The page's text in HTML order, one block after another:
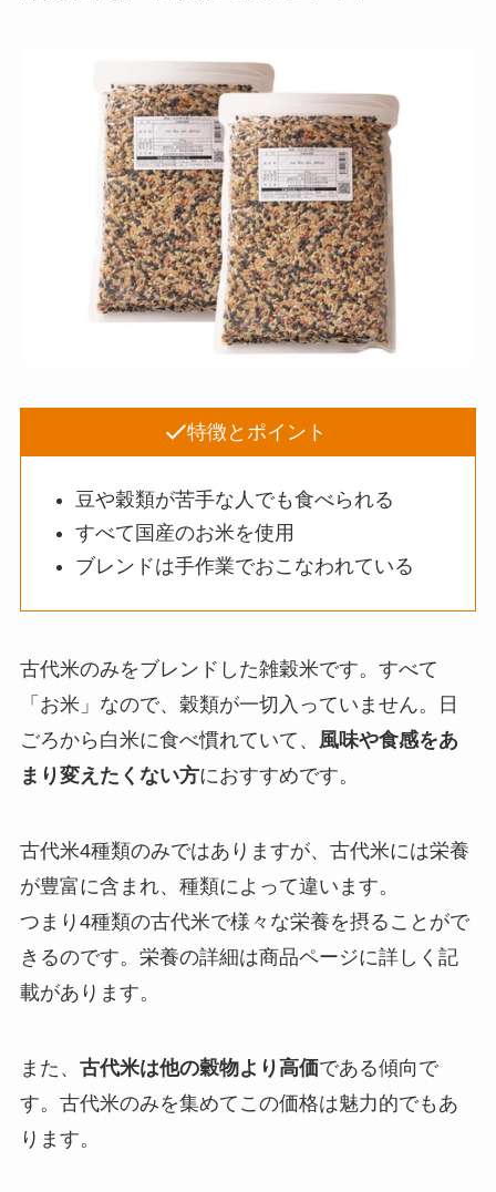
特徴とポイント
豆や穀類が苦手な人でも食べられる
すべて国産のお米を使用
ブレンドは手作業でおこなわれている
古代米のみをブレンドした雑穀米です。すべて
「お米」なので、穀類が一切入っていません。日
ごろから白米に食べ慣れていて、 風味や食感をあ
まり変えたくない方におすすめです。
古代米4種類のみではありますが、古代米には栄養
が豊富に含まれ、種類によって違います。
つまり4種類の古代米で様々な栄養を摂ることがで
きるのです。栄養の詳細は商品ページに詳しく記
載があります。
また、 古代米は他の穀物より高価である傾向で
す。古代米のみを集めてこの価格は魅力的でもあ
ります。